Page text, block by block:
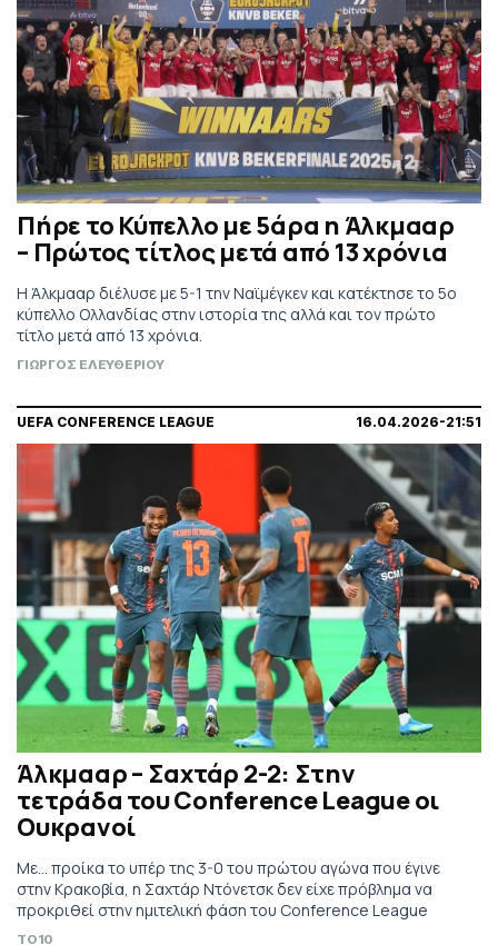
Πήρε το Κύπελλο με 5άρα η Άλκμααρ
– Πρώτος τίτλος μετά από 13 χρόνια
Η Άλκμααρ διέλυσε με 5-1 την Ναϊμέγκεν και κατέκτησε το 5ο
κύπελλο Ολλανδίας στην ιστορία της αλλά και τον πρώτο
τίτλο μετά από 13 χρόνια.
ΓΙΩΡΓΟΣ ΕΛΕΥΘΕΡΙΟΥ
UEFA CONFERENCE LEAGUE 16.04.2026-21:51
Άλκμααρ – Σαχτάρ 2-2: Στην
τετράδα του Conference League οι
Ουκρανοί
Με… προίκα το υπέρ της 3-0 του πρώτου αγώνα που έγινε
στην Κρακοβία, η Σαχτάρ Ντόνετσκ δεν είχε πρόβλημα να
προκριθεί στην ημιτελική φάση του Conference League
TO10